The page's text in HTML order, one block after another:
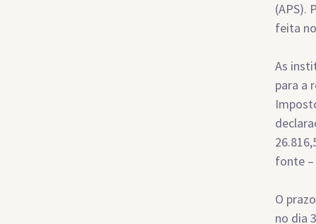
(APS).
feita
As
para a
fonte –
O
no dia